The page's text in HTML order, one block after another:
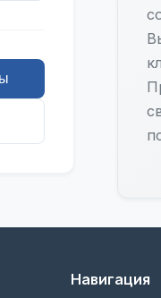
Навигация